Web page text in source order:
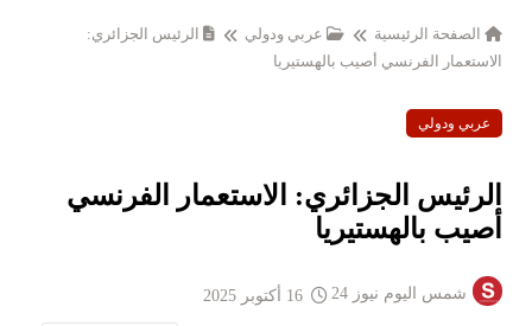
الصفحة الرئيسية عربي ودولي
الرئيس الجزائري:
الاستعمار الفرنسي أصيب بالهستيريا
عربي ودولي
الرئيس الجزائري: الاستعمار الفرنسي
أصيب بالهستيريا
شمس اليوم نيوز 24